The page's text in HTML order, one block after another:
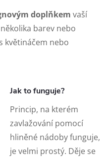
doplňkem vaší
barev nebo
květináčem nebo
Jak to funguje?
Princip, na kterém
zavlažování pomocí
hliněné nádoby funguje,
je velmi prostý. Děje se